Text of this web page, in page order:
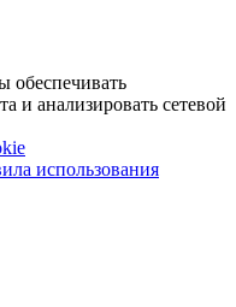
обеспечивать
и анализировать сетевой
использования